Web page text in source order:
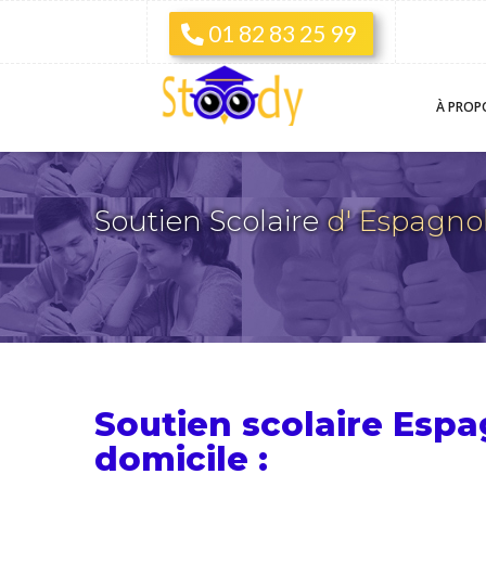
01 82 83 25 99
À
Soutien Scolaired'
Soutien scolaire
domicile :